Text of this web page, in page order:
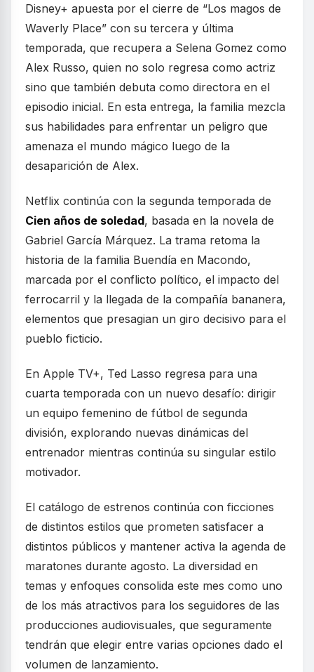
Disney+ apuesta por el cierre de “Los magos de
Waverly Place” con su tercera y última
temporada, que recupera a Selena Gomez como
Alex Russo, quien no solo regresa como actriz
sino que también debuta como directora en el
episodio inicial. En esta entrega, la familia mezcla
sus habilidades para enfrentar un peligro que
amenaza el mundo mágico luego de la
desaparición de Alex.
Netflix continúa con la segunda temporada de
Cien años de soledad, basada en la novela de
Gabriel García Márquez. La trama retoma la
historia de la familia Buendía en Macondo,
marcada por el conflicto político, el impacto del
ferrocarril y la llegada de la compañía bananera,
elementos que presagian un giro decisivo para el
pueblo ficticio.
En Apple TV+, Ted Lasso regresa para una
cuarta temporada con un nuevo desafío: dirigir
un equipo femenino de fútbol de segunda
división, explorando nuevas dinámicas del
entrenador mientras continúa su singular estilo
motivador.
El catálogo de estrenos continúa con ficciones
de distintos estilos que prometen satisfacer a
distintos públicos y mantener activa la agenda de
maratones durante agosto. La diversidad en
temas y enfoques consolida este mes como uno
de los más atractivos para los seguidores de las
producciones audiovisuales, que seguramente
tendrán que elegir entre varias opciones dado el
volumen de lanzamiento.